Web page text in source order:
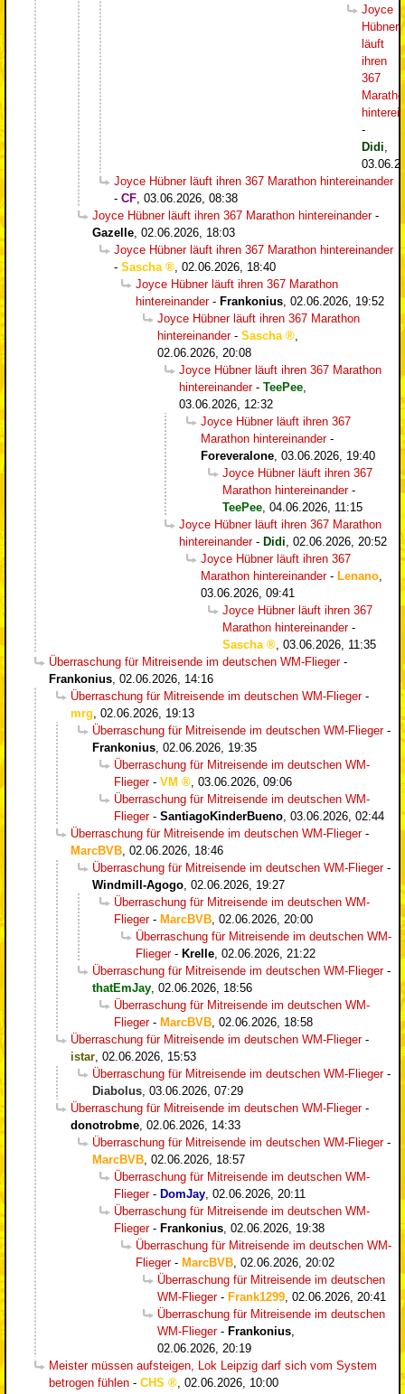
Joyce
Hübner
läuft
ihren
367
-
Didi
Joyce Hübner läuft ihren 367 Marathon hintereinander
- CF 03.06.2026, 08:38
Joyce Hübner läuft ihren 367 Marathon hintereinander-
Gazelle 02.06.2026, 18:03
Joyce Hübner läuft ihren 367 Marathon hintereinander
- Sascha
02.06.2026, 18:40
Joyce Hübner läuft ihren 367 Marathon
hintereinander- Frankonius 02.06.2026, 19:52
Joyce Hübner läuft ihren 367 Marathon
hintereinander- Sascha
02.06.2026, 20:08
Joyce Hübner läuft ihren 367 Marathon
hintereinander- TeePee
03.06.2026, 12:32
Joyce Hübner läuft ihren 367
Marathon hintereinander-
Foreveralone 03.06.2026, 19:40
Joyce Hübner läuft ihren 367
Marathon hintereinander-
TeePee 04.06.2026, 11:15
Joyce Hübner läuft ihren 367 Marathon
hintereinander- Didi 02.06.2026, 20:52
Joyce Hübner läuft ihren 367
Marathon hintereinander- Lenano
03.06.2026, 09:41
Joyce Hübner läuft ihren 367
Marathon hintereinander-
Sascha
03.06.2026, 11:35
Überraschung für Mitreisende im deutschen WM-Flieger-
Frankonius 02.06.2026, 14:16
Überraschung für Mitreisende im deutschen WM-Flieger-
mrg 02.06.2026, 19:13
Überraschung für Mitreisende im deutschen WM-Flieger-
Frankonius 02.06.2026, 19:35
Überraschung für Mitreisende im deutschen WM-
Flieger- VM
03.06.2026, 09:06
Überraschung für Mitreisende im deutschen WM-
Flieger- SantiagoKinderBueno 03.06.2026, 02:44
Überraschung für Mitreisende im deutschen WM-Flieger-
MarcBVB 02.06.2026, 18:46
Überraschung für Mitreisende im deutschen WM-Flieger-
Windmill-Agogo 02.06.2026, 19:27
Überraschung für Mitreisende im deutschen WM-
Flieger- MarcBVB 02.06.2026, 20:00
Überraschung für Mitreisende im deutschen WM-
Flieger- Krelle 02.06.2026, 21:22
Überraschung für Mitreisende im deutschen WM-Flieger-
thatEmJay 02.06.2026, 18:56
Überraschung für Mitreisende im deutschen WM-
Flieger- MarcBVB 02.06.2026, 18:58
Überraschung für Mitreisende im deutschen WM-Flieger-
istar 02.06.2026, 15:53
Überraschung für Mitreisende im deutschen WM-Flieger-
Diabolus 03.06.2026, 07:29
Überraschung für Mitreisende im deutschen WM-Flieger-
donotrobme 02.06.2026, 14:33
Überraschung für Mitreisende im deutschen WM-Flieger-
MarcBVB 02.06.2026, 18:57
Überraschung für Mitreisende im deutschen WM-
Flieger- DomJay 02.06.2026, 20:11
Überraschung für Mitreisende im deutschen WM-
Flieger- Frankonius 02.06.2026, 19:38
Überraschung für Mitreisende im deutschen WM-
Flieger- MarcBVB 02.06.2026, 20:02
Überraschung für Mitreisende im deutschen
WM-Flieger- Frank1299 02.06.2026, 20:41
Überraschung für Mitreisende im deutschen
WM-Flieger- Frankonius
02.06.2026, 20:19
Meister müssen aufsteigen, Lok Leipzig darf sich vom System
betrogen fühlen - CHS 02.06.2026, 10:00